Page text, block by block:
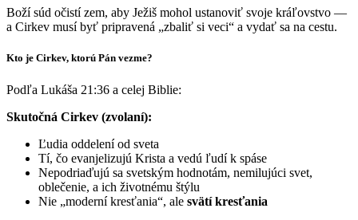
Boží súd očistí zem, aby Ježiš mohol ustanoviť svoje kráľovstvo —
a Cirkev musí byť pripravená „zbaliť si veci“ a vydať sa na cestu.
Kto je Cirkev, ktorú Pán vezme?
Podľa Lukáša 21:36 a celej Biblie:
Skutočná Cirkev (zvolaní):
Ľudia oddelení od sveta
Tí, čo evanjelizujú Krista a vedú ľudí k spáse
Nepodriaďujú sa svetským hodnotám, nemilujúci svet,
oblečenie, a ich životnému štýlu
Nie „moderní kresťania“, ale svätí kresťania